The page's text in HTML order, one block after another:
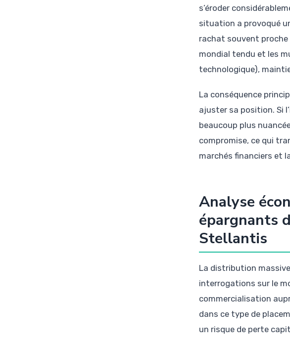
s’éroder
situation a provoqué
rachat souvent
mondial tendu et les
technologique),
La conséquence
ajuster sa position. Si
beaucoup plus
compromise, ce qui
marchés financiers et
Analyse
épargnants
Stellantis
La distribution
interrogations sur le
commercialisation
dans ce type de
un risque de perte